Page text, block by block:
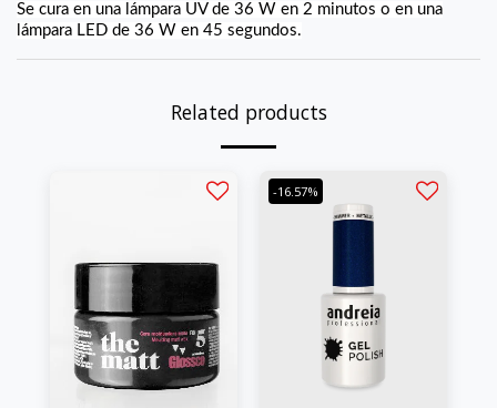
Se cura en una lámpara UV de 36 W en 2 minutos o en una
lámpara LED de 36 W en 45 segundos.
Related products
-16.57%